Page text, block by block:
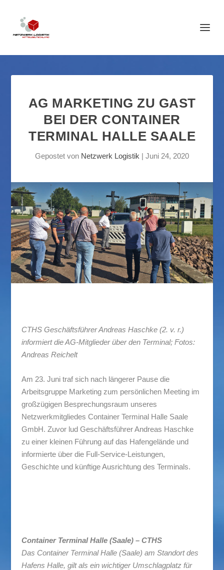
AG MARKETING ZU GAST
BEI DER CONTAINER
TERMINAL HALLE SAALE
Gepostet von Netzwerk Logistik | Juni 24, 2020
CTHS Geschäftsführer Andreas Haschke (2. v. r.)
informiert die AG-Mitglieder über den Terminal; Fotos:
Andreas Reichelt
Am 23. Juni traf sich nach längerer Pause die
Arbeitsgruppe Marketing zum persönlichen Meeting im
großzügigen Besprechungsraum unseres
Netzwerkmitgliedes Container Terminal Halle Saale
GmbH. Zuvor lud Geschäftsführer Andreas Haschke
zu einer kleinen Führung auf das Hafengelände und
informierte über die Full-Service-Leistungen,
Geschichte und künftige Ausrichtung des Terminals.
Container Terminal Halle (Saale) – CTHS
Das Container Terminal Halle (Saale) am Standort des
Hafens Halle, gilt als ein wichtiger Umschlagplatz für